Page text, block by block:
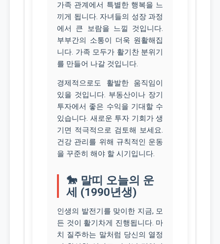
가족 관계에서 특별한 행복을 느
끼게 됩니다. 자녀들의 성장 과정
에서 큰 보람을 느낄 것입니다.
부부간의 소통이 더욱 원활해집
니다. 가족 모두가 활기찬 분위기
를 만들어 나갈 것입니다.
경제적으로도 활발한 움직임이
있을 것입니다. 부동산이나 장기
투자에서 좋은 수익을 기대할 수
있습니다. 새로운 투자 기회가 생
기면 적극적으로 검토해 보세요.
건강 관리를 위해 규칙적인 운동
을 꾸준히 해야 할 시기입니다.
🐎 말띠 오늘의 운
세 (1990년생)
인생의 발전기를 맞이한 지금, 모
든 것이 활기차게 진행됩니다. 마
치 질주하는 말처럼 당신의 열정